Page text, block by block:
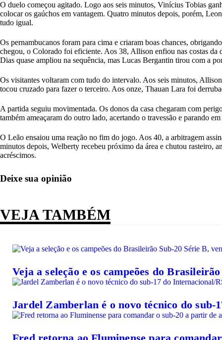
O duelo começou agitado. Logo aos seis minutos, Vinícius Tobias
colocar os gaúchos em vantagem. Quatro minutos depois, porém,
tudo igual.
Os pernambucanos foram para cima e criaram boas chances,
chegou, o Colorado foi eficiente. Aos 38, Allison enfiou nas costas da
Dias quase ampliou na sequência, mas Lucas Bergantin tirou com a
Os visitantes voltaram com tudo do intervalo. Aos seis minutos,
tocou cruzado para fazer o terceiro. Aos onze, Thauan Lara foi
A partida seguiu movimentada. Os donos da casa chegaram com
também ameaçaram do outro lado, acertando o travessão e parando
O Leão ensaiou uma reação no fim do jogo. Aos 40, a arbitragem
minutos depois, Welberty recebeu próximo da área e chutou rasteiro,
acréscimos.
Deixe sua opinião
VEJA TAMBÉM
Veja a seleção e os campeões do
Jardel Zamberlan é o novo técnico do sub-